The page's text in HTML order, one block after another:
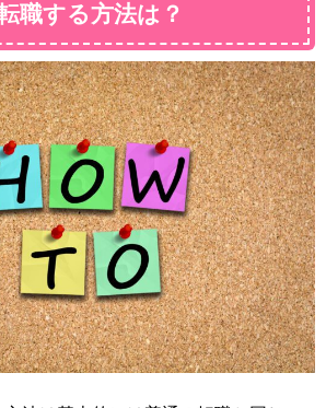
職する方法は？